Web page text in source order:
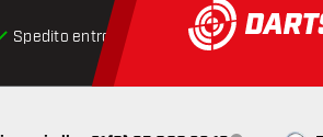
Spedito entro 24 ore Spedizione